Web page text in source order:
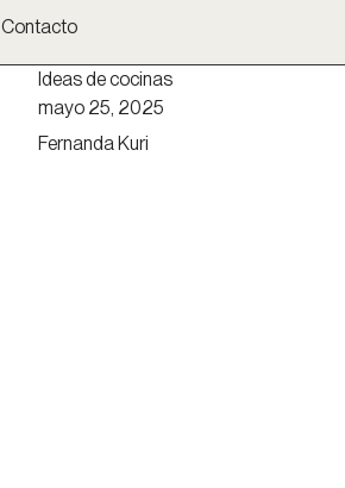
Contacto
Ideas de cocinas
mayo 25, 2025
Fernanda Kuri